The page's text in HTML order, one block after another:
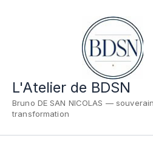
L'Atelier de BDSN
Bruno DE SAN NICOLAS —
transformation